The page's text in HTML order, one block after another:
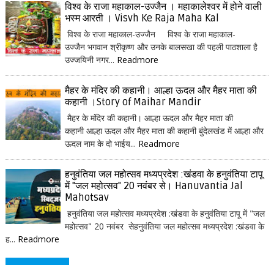
विश्व के राजा महाकाल-उज्जैन । महाकालेश्वर में होने वाली
भस्म आरती । Visvh Ke Raja Maha Kal
विश्व के राजा महाकाल-उज्जैन विश्व के राजा महाकाल-
उज्जैन भगवान श्रीकृष्ण और उनके बालसखा की पहली पाठशाला है
उज्जयिनी नगर... Readmore
मैहर के मंदिर की कहानी। आल्हा ऊदल और मैहर माता की
कहानी ।Story of Maihar Mandir
मैहर के मंदिर की कहानी। आल्हा ऊदल और मैहर माता की
कहानी आल्हा ऊदल और मैहर माता की कहानी बुंदेलखंड में आल्हा और
ऊदल नाम के दो भाईय... Readmore
हनुवंतिया जल महोत्सव मध्यप्रदेश :खंडवा के हनुवंतिया टापू
में "जल महोत्सव" 20 नवंबर से। Hanuvantia Jal
Mahotsav
हनुवंतिया जल महोत्सव मध्यप्रदेश :खंडवा के हनुवंतिया टापू में "जल
महोत्सव" 20 नवंबर सेहनुवंतिया जल महोत्सव मध्यप्रदेश :खंडवा के
ह... Readmore